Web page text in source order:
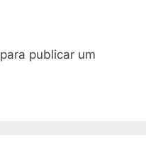
para publicar um